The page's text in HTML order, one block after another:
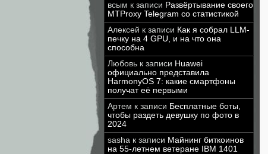
всым к записи Развёртывание своего
MTProxy Telegram со статистикой
Алексей к записи Как я собрал LLM-
печку на 4 GPU, и на что она
способна
Любовь к записи Huawei
официально представила
HarmonyOS 7: какие смартфоны
получат её первыми
Артем к записи Бесплатные боты,
чтобы раздеть девушку по фото в
2024
sasha к записи Майнинг биткоинов
на 55-летнем ветеране IBM 1401